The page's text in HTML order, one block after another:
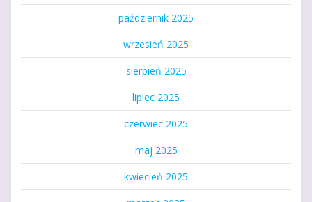
październik 2025
wrzesień 2025
sierpień 2025
lipiec 2025
czerwiec 2025
maj 2025
kwiecień 2025